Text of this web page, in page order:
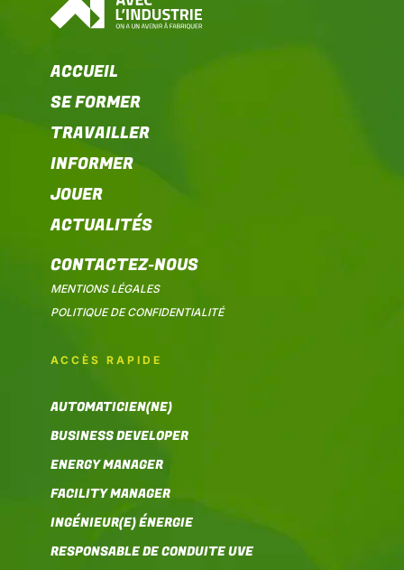
ACCUEIL
SE FORMER
TRAVAILLER
INFORMER
JOUER
ACTUALITÉS
CONTACTEZ-NOUS
MENTIONS LÉGALES
POLITIQUE DE CONFIDENTIALITÉ
ACCÈS RAPIDE
AUTOMATICIEN(NE)
BUSINESS DEVELOPER
ENERGY MANAGER
FACILITY MANAGER
INGÉNIEUR(E) ÉNERGIE
RESPONSABLE DE CONDUITE UVE